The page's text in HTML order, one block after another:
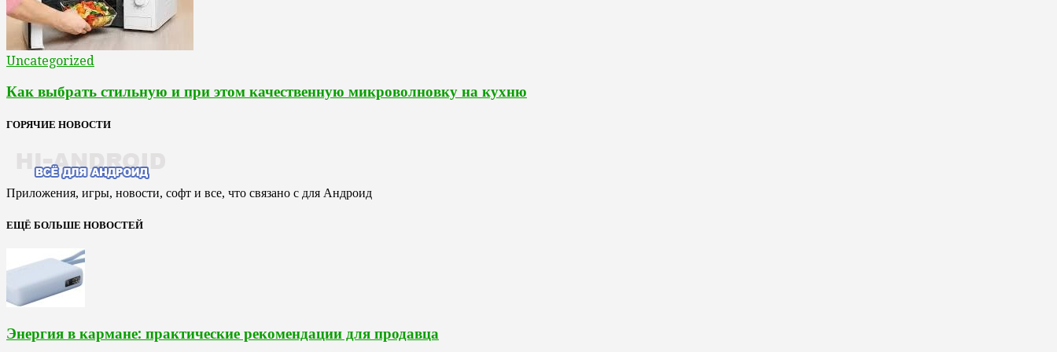
Uncategorized
Как выбрать стильную и при этом качественную микроволновку на кухню
ГОРЯЧИЕ НОВОСТИ
Приложения, игры, новости, софт и все, что связано с для Андроид
ЕЩЁ БОЛЬШЕ НОВОСТЕЙ
Энергия в кармане: практические рекомендации для продавца